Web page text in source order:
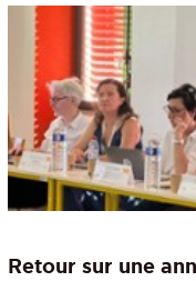
Retour sur une